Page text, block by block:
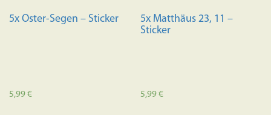
5x Oster-Segen – Sticker
5,99€
5x Matthäus 23, 11 –
Sticker
5,99€